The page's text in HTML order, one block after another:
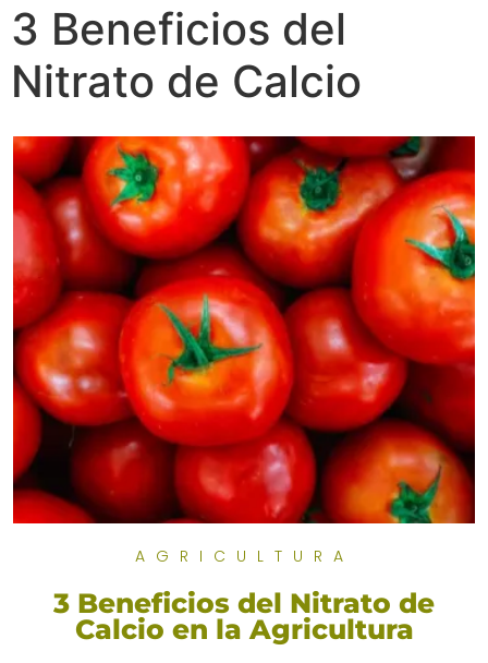
3 Beneficios del
Nitrato de Calcio
AGRICULTURA
3 Beneficios del Nitrato de
Calcio en la Agricultura